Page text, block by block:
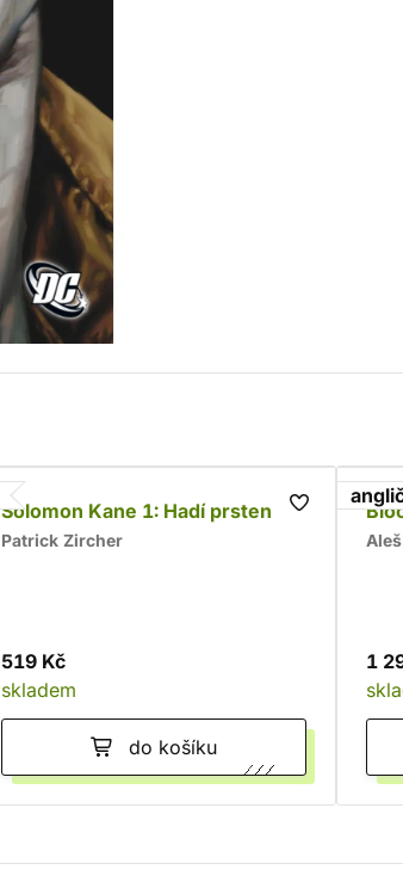
Solomon Kane 1: Hadí prsten
Patrick Zircher
519 Kč
skladem
do košíku
1